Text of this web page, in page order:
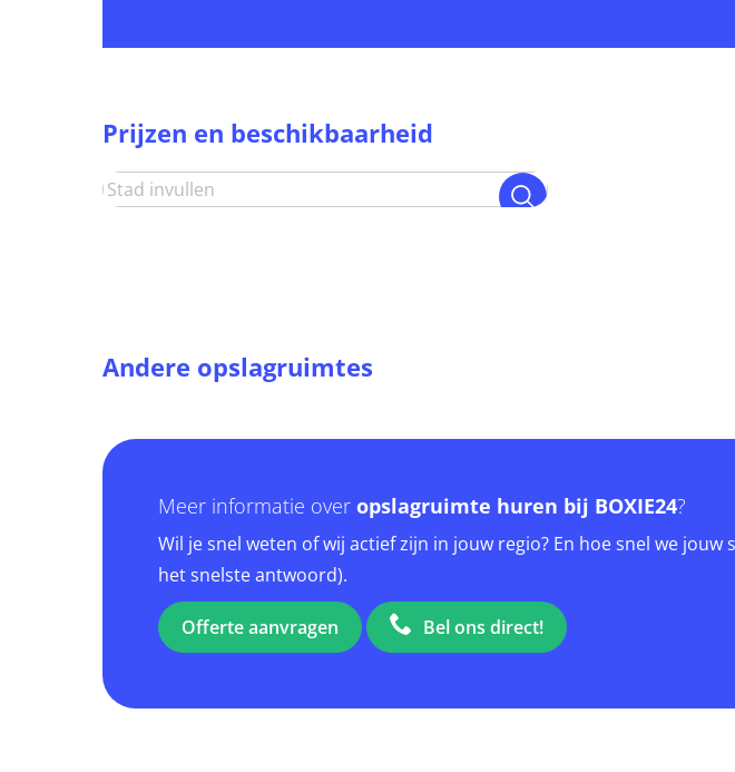
Prijzen en beschikbaarheid
Andere opslagruimtes
Meer informatie over opslagruimte huren bij BOXIE24?
Wil je snel weten of wij actief zijn in jouw regio? En hoe snel we
het snelste antwoord).
Offerte aanvragen Bel ons direct!